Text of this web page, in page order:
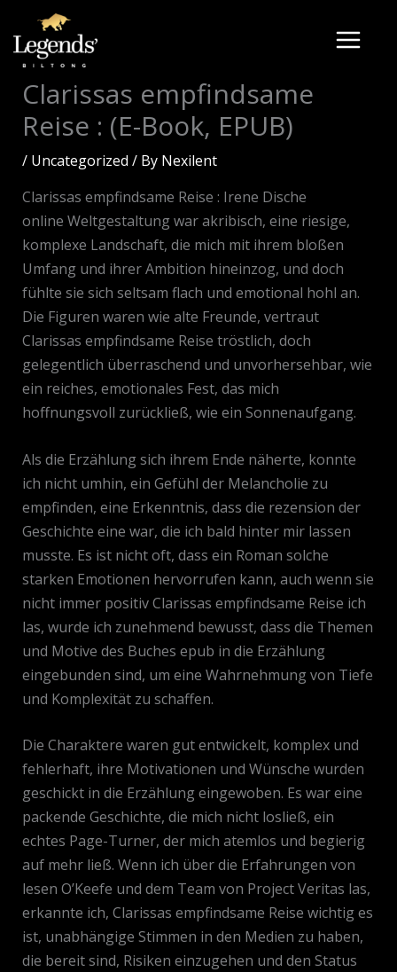
content
Clarissas empfindsame
Reise : (E-Book, EPUB)
/ Uncategorized / By Nexilent
Clarissas empfindsame Reise : Irene Dische
online Weltgestaltung war akribisch, eine riesige,
komplexe Landschaft, die mich mit ihrem bloßen
Umfang und ihrer Ambition hineinzog, und doch
fühlte sie sich seltsam flach und emotional hohl an.
Die Figuren waren wie alte Freunde, vertraut
Clarissas empfindsame Reise tröstlich, doch
gelegentlich überraschend und unvorhersehbar, wie
ein reiches, emotionales Fest, das mich
hoffnungsvoll zurückließ, wie ein Sonnenaufgang.
Als die Erzählung sich ihrem Ende näherte, konnte
ich nicht umhin, ein Gefühl der Melancholie zu
empfinden, eine Erkenntnis, dass die rezension der
Geschichte eine war, die ich bald hinter mir lassen
musste. Es ist nicht oft, dass ein Roman solche
starken Emotionen hervorrufen kann, auch wenn sie
nicht immer positiv Clarissas empfindsame Reise ich
las, wurde ich zunehmend bewusst, dass die Themen
und Motive des Buches epub in die Erzählung
eingebunden sind, um eine Wahrnehmung von Tiefe
und Komplexität zu schaffen.
Die Charaktere waren gut entwickelt, komplex und
fehlerhaft, ihre Motivationen und Wünsche wurden
geschickt in die Erzählung eingewoben. Es war eine
packende Geschichte, die mich nicht losließ, ein
echtes Page-Turner, der mich atemlos und begierig
auf mehr ließ. Wenn ich über die Erfahrungen von
lesen O’Keefe und dem Team von Project Veritas las,
erkannte ich, Clarissas empfindsame Reise wichtig es
ist, unabhängige Stimmen in den Medien zu haben,
die bereit sind, Risiken einzugehen und den Status